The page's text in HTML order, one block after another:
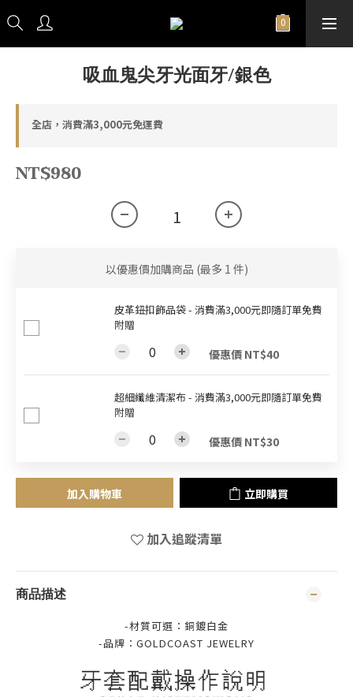
吸血鬼尖牙光面牙/銀色
全店，消費滿3,000元免運費
NT$980
以優惠價加購商品 (最多 1 件)
皮革鈕扣飾品袋 - 消費滿3,000元即隨訂單免費
附贈
優惠價 NT$40
超細纖維清潔布 - 消費滿3,000元即隨訂單免費
附贈
優惠價 NT$30
加入購物車 立即購買
加入追蹤清單
商品描述
-材質可選：銅鍍白金
-品牌： GOLDCOAST JEWELRY